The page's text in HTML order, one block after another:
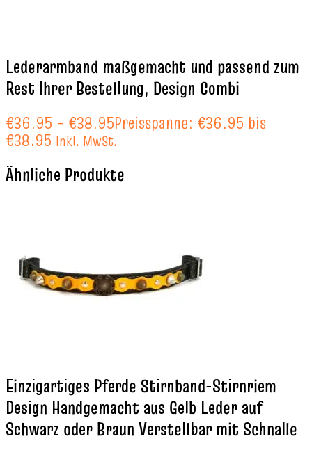
Lederarmband maßgemacht und passend zum
Rest Ihrer Bestellung, Design Combi
€36.95 – €38.95Preisspanne: €36.95 bis
€38.95 Inkl. MwSt.
Ähnliche Produkte
Einzigartiges Pferde Stirnband-Stirnriem
Design Handgemacht aus Gelb Leder auf
Schwarz oder Braun Verstellbar mit Schnalle